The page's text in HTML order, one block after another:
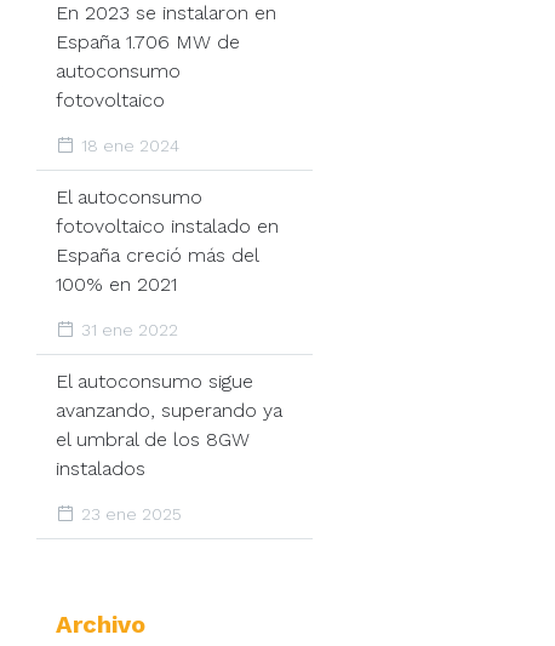
En 2023 se instalaron en
España 1.706 MW de
autoconsumo
fotovoltaico
18 ene 2024
El autoconsumo
fotovoltaico instalado en
España creció más del
100% en 2021
31 ene 2022
El autoconsumo sigue
avanzando, superando ya
el umbral de los 8GW
instalados
23 ene 2025
Archivo